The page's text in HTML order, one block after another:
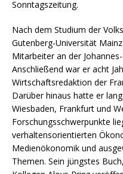
Sonntagszeitung.
Nach dem Studium der
Gutenberg-Universität
Mitarbeiter an der
Anschließend war er acht
Wirtschaftsredaktion der
Darüber hinaus hatte er
Wiesbaden, Frankfurt und
Forschungsschwerpunkte
verhaltensorientierten
Medienökonomik und
Themen. Sein jüngstes